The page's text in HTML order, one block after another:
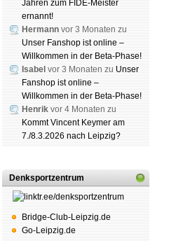
Jahren zum FIDE-Meister
ernannt!
Hermann vor 3 Monaten zu
Unser Fanshop ist online –
Willkommen in der Beta-Phase!
Isabel vor 3 Monaten zu Unser
Fanshop ist online –
Willkommen in der Beta-Phase!
Henrik vor 4 Monaten zu
Kommt Vincent Keymer am
7./8.3.2026 nach Leipzig?
Denksportzentrum
Bridge-Club-Leipzig.de
Go-Leipzig.de